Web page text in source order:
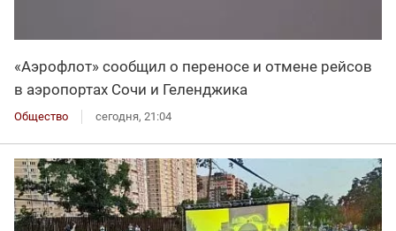
«Аэрофлот» сообщил о переносе и отмене рейсов
в аэропортах Сочи и Геленджика
Общество сегодня, 21:04